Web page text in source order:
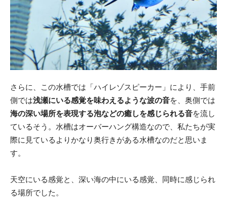
さらに、この水槽では「ハイレゾスピーカー」により、手前
側では浅瀬にいる感覚を味わえるような波の音を、奥側では
海の深い場所を表現する泡などの癒しを感じられる音を流し
ているそう。水槽はオーバーハング構造なので、私たちが実
際に見ているよりかなり奥行きがある水槽なのだと思いま
す。
天空にいる感覚と、深い海の中にいる感覚、同時に感じられ
る場所でした。